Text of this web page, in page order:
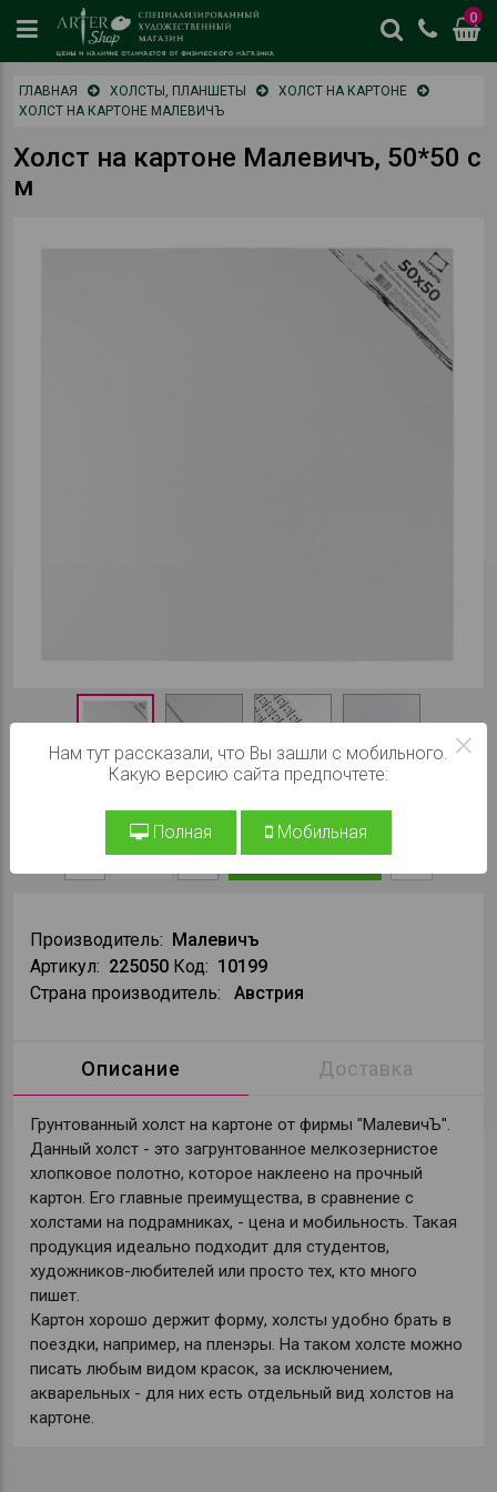
0
цены
и
от
ГЛАВНАЯ ХОЛСТЫ, ПЛАНШЕТЫ
ХОЛСТ НА КАРТОНЕ
ХОЛСТ НА КАРТОНЕ МАЛЕВИЧЪ
Холст на картоне Малевичъ, 50*50 с
м
В КОРЗИНУ
Производитель: Малевичъ
Артикул: 225050 Код: 10199
Страна производитель:
Австрия
Описание Доставка
Грунтованный холст на картоне от фирмы "МалевичЪ".
Данный холст - это загрунтованное мелкозернистое
хлопковое полотно, которое наклеено на прочный
картон. Его главные преимущества, в сравнение с
холстами на подрамниках, - цена и мобильность. Такая
продукция идеально подходит для студентов,
художников-любителей или просто тех, кто много
пишет.
Картон хорошо держит форму, холсты удобно брать в
поездки, например, на пленэры. На таком холсте можно
писать любым видом красок, за исключением,
акварельных - для них есть отдельный вид холстов на
картоне.
×
Нам тут рассказали, что Вы зашли с мобильного.
Какую версию сайта предпочтете:
Полная Мобильная